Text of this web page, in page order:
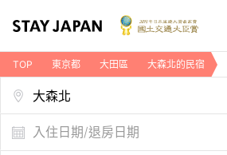
TOP 東京都 大田區 大森北的民宿
入住日期/退房日期